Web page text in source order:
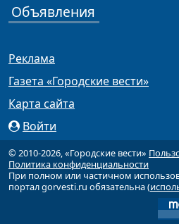
Объявления
Реклама
Газета «Городские вести»
Карта сайта
Войти
© 2010-2026, «Городские вести»
Политика конфиденциальности
При полном или частичном
портал gorvesti.ru обязательна (